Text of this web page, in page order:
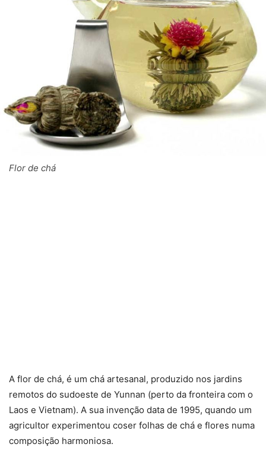
Flor de chá
A flor de chá, é um chá artesanal, produzido nos jardins
remotos do sudoeste de Yunnan (perto da fronteira com o
Laos e Vietnam). A sua invenção data de 1995, quando um
agricultor experimentou coser folhas de chá e flores numa
composição harmoniosa.